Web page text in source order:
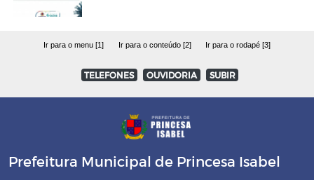
Ir para o menu [1] Ir para o conteúdo [2] Ir para o rodapé [3]
TELEFONES OUVIDORIA SUBIR
Prefeitura Municipal de Princesa Isabel